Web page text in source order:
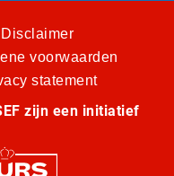
Disclaimer
voorwaarden
statement
zijn een initiatief